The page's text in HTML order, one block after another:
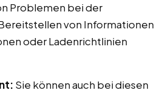
Problemen bei der
von Informationen
oder Ladenrichtlinien
Sie können auch bei diesen